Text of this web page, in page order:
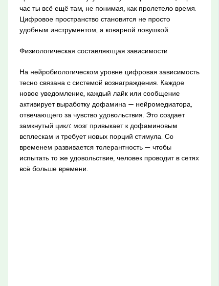
час ты всё ещё там, не понимая, как пролетело время.
Цифровое пространство становится не просто
удобным инструментом, а коварной ловушкой.
Физиологическая составляющая зависимости
На нейробиологическом уровне цифровая зависимость
тесно связана с системой вознаграждения. Каждое
новое уведомление, каждый лайк или сообщение
активирует выработку дофамина — нейромедиатора,
отвечающего за чувство удовольствия. Это создает
замкнутый цикл: мозг привыкает к дофаминовым
всплескам и требует новых порций стимула. Со
временем развивается толерантность — чтобы
испытать то же удовольствие, человек проводит в сетях
всё больше времени.